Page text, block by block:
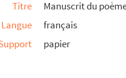
Titre
Manuscrit du
Langue
français
papier